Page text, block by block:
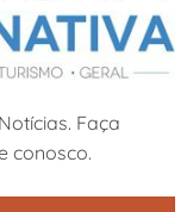
Faça
conosco.